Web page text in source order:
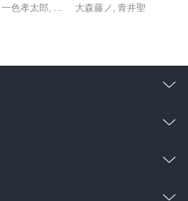
一色孝太郎, Parum大森藤ノ , 青井聖